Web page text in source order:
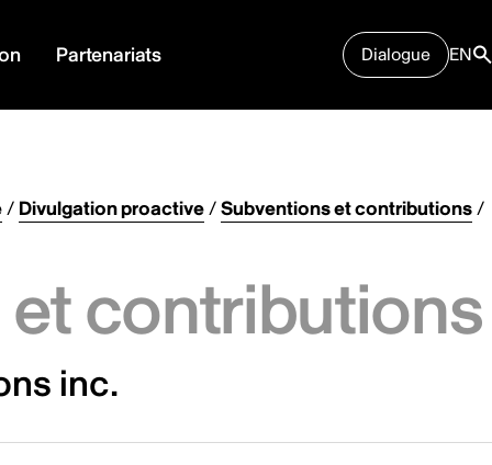
Partenariats Dialogue EN
/ Divulgation proactive/Subventions et contributions/
contributions
inc.